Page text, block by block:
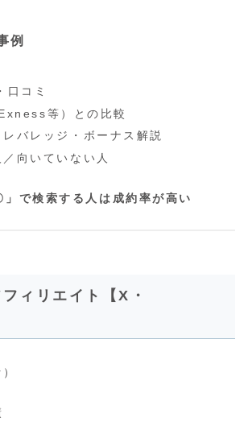
例
口コミ
等）との比較
バレッジ・ボーナス解説
向いていない人
」で検索する人は成約率が高い
ィリエイト【X・